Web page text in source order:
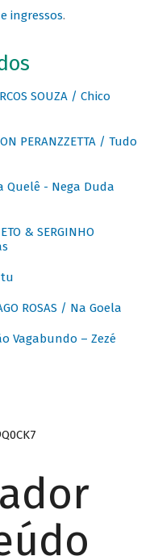
ingressos.
SOUZA / Chico
PERANZZETTA / Tudo
Quelê - Nega Duda
& SERGINHO
ROSAS / Na Goela
Vagabundo – Zezé